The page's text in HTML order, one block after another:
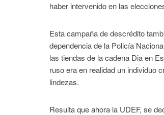
haber intervenido en las
Esta campaña de descrédito
dependencia de la Policía
las tiendas de la cadena Dia en
ruso era en realidad un individuo
lindezas.
Resulta que ahora la UDEF, se